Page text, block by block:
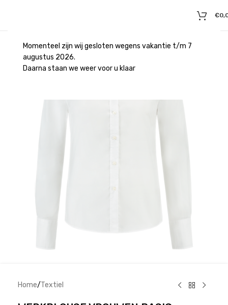
Momenteel zijn wij gesloten wegens vakantie t/m 7
augustus 2026.
Daarna staan we weer voor u klaar
€
Home/Textiel